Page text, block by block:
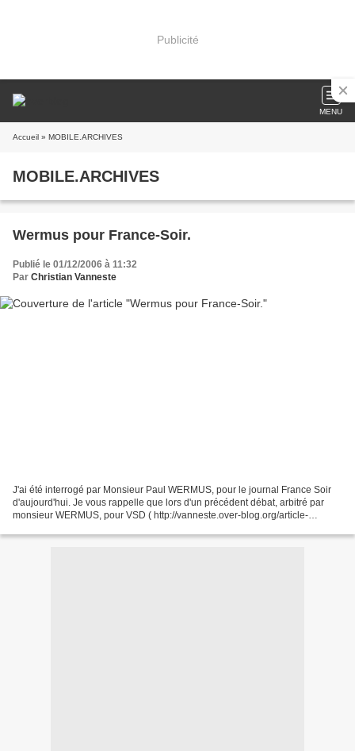
Publicité
MENU
Accueil » MOBILE.ARCHIVES
MOBILE.ARCHIVES
Wermus pour France-Soir.
Publié le 01/12/2006 à 11:32
Par Christian Vanneste
J'ai été interrogé par Monsieur Paul WERMUS, pour le journal France Soir
d'aujourd'hui. Je vous rappelle que lors d'un précédent débat, arbitré par
monsieur WERMUS, pour VSD ( http://vanneste.over-blog.org/article-